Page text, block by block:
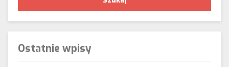
Ostatnie wpisy